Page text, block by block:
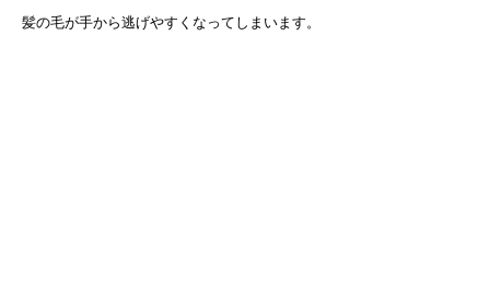
髪の毛が手から逃げやすくなってしまいます。